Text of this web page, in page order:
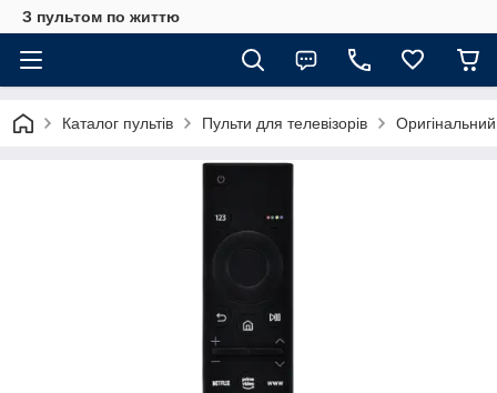
З пультом по життю
Каталог пультів Пульти для телевізорів